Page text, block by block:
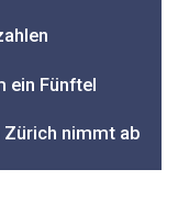
ein Fünftel
Zürich nimmt ab